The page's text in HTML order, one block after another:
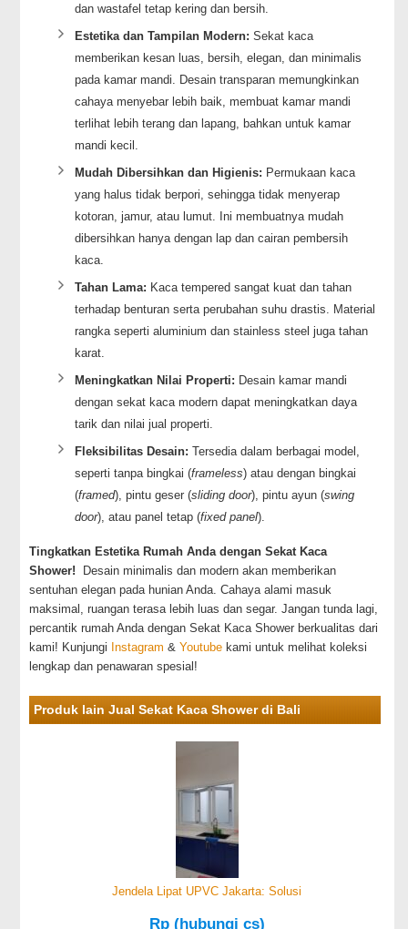
dan wastafel tetap kering dan bersih.
Estetika dan Tampilan Modern: Sekat kaca
memberikan kesan luas, bersih, elegan, dan minimalis
pada kamar mandi. Desain transparan memungkinkan
cahaya menyebar lebih baik, membuat kamar mandi
terlihat lebih terang dan lapang, bahkan untuk kamar
mandi kecil.
Mudah Dibersihkan dan Higienis: Permukaan kaca
yang halus tidak berpori, sehingga tidak menyerap
kotoran, jamur, atau lumut. Ini membuatnya mudah
dibersihkan hanya dengan lap dan cairan pembersih
kaca.
Tahan Lama: Kaca tempered sangat kuat dan tahan
terhadap benturan serta perubahan suhu drastis. Material
rangka seperti aluminium dan stainless steel juga tahan
karat.
Meningkatkan Nilai Properti: Desain kamar mandi
dengan sekat kaca modern dapat meningkatkan daya
tarik dan nilai jual properti.
Fleksibilitas Desain: Tersedia dalam berbagai model,
seperti tanpa bingkai (frameless) atau dengan bingkai
(framed), pintu geser (sliding door), pintu ayun (swing
door), atau panel tetap (fixed panel).
Tingkatkan Estetika Rumah Anda dengan Sekat Kaca
Shower! Desain minimalis dan modern akan memberikan
sentuhan elegan pada hunian Anda. Cahaya alami masuk
maksimal, ruangan terasa lebih luas dan segar. Jangan tunda lagi,
percantik rumah Anda dengan Sekat Kaca Shower berkualitas dari
kami! Kunjungi Instagram &Youtube kami untuk melihat koleksi
lengkap dan penawaran spesial!
Produk lain Jual Sekat Kaca Shower di Bali
Jendela Lipat UPVC Jakarta: Solusi
Rp (hubungi cs)